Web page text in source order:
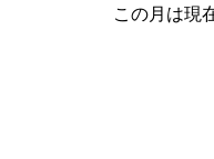
この月は現